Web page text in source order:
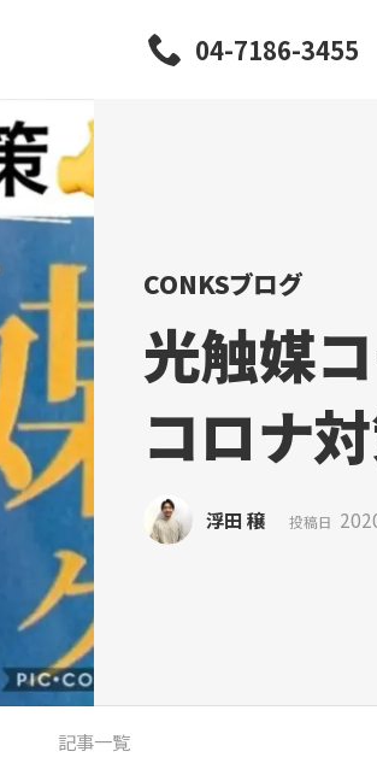
04-7186-3455
CONKSブログ
光触媒
コロナ
浮田 穣 投稿日
記事一覧